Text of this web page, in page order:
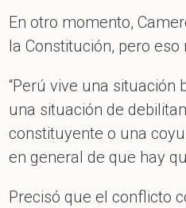
En otro momento,
la Constitución, pero
“Perú vive una situación
una situación de
constituyente o una
en general de que hay
Precisó que el conflicto